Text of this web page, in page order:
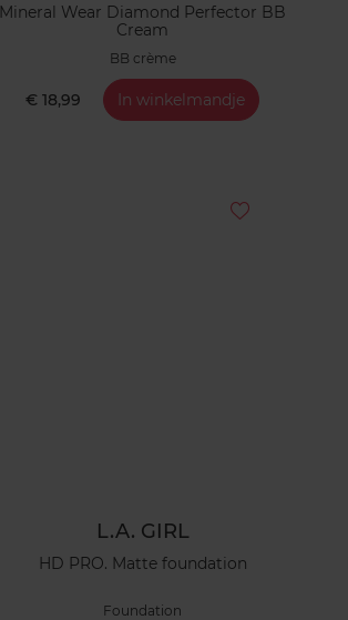
Mineral Wear Diamond Perfector BB
Cream
BB crème
€ 18,99 In winkelmandje
L.A. GIRL
HD PRO. Matte foundation
Foundation